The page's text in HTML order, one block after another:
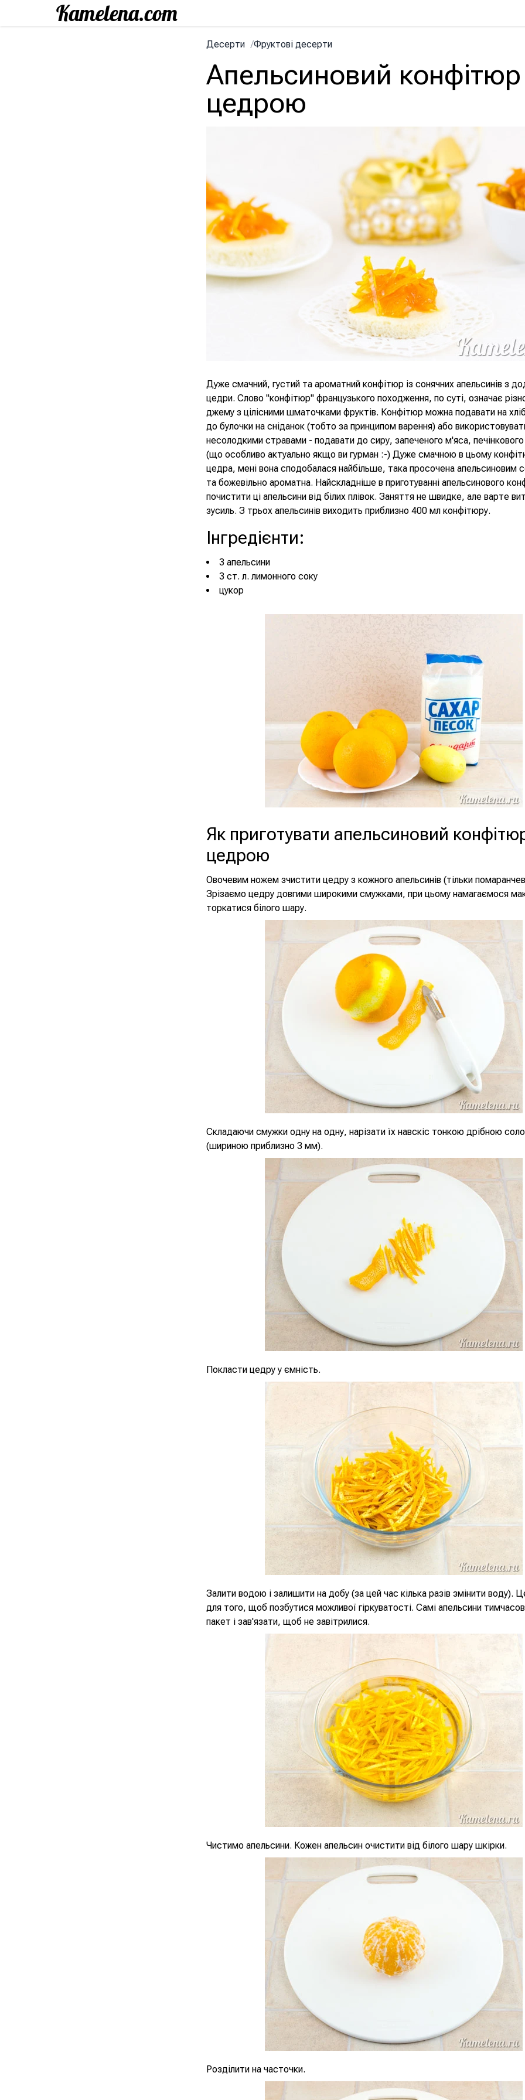
Десерти /Фруктові десерти
Апельсиновий конфітюр
цедрою
Дуже смачний, густий та ароматний конфітюр із сонячних апельсинів з
цедри. Слово "конфітюр" французького походження, по суті, означає
джему з цілісними шматочками фруктів. Конфітюр можна подавати на
до булочки на сніданок (тобто за принципом варення) або
несолодкими стравами - подавати до сиру, запеченого м'яса,
(що особливо актуально якщо ви гурман :-) Дуже смачною в цьому
цедра, мені вона сподобалася найбільше, така просочена апельсиновим
та божевільно ароматна. Найскладніше в приготуванні апельсинового
почистити ці апельсини від білих плівок. Заняття не швидке, але варте
зусиль. З трьох апельсинів виходить приблизно 400 мл конфітюру.
Інгредієнти:
3 апельсини
3 ст. л. лимонного соку
цукор
Як приготувати апельсиновий
цедрою
Овочевим ножем зчистити цедру з кожного апельсинів (тільки
Зрізаємо цедру довгими широкими смужками, при цьому намагаємося
торкатися білого шару.
Складаючи смужки одну на одну, нарізати їх навскіс тонкою дрібною
(шириною приблизно 3 мм).
Покласти цедру у ємність.
Залити водою і залишити на добу (за цей час кілька разів змінити воду).
для того, щоб позбутися можливої гіркуватості. Самі апельсини
пакет і зав'язати, щоб не завітрилися.
Чистимо апельсини. Кожен апельсин очистити від білого шару шкірки.
Розділити на часточки.